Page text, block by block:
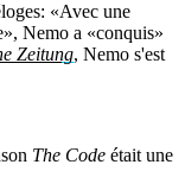
«Avec une
Nemo a «conquis»
Zeitung, Nemo s'est
The Code était une